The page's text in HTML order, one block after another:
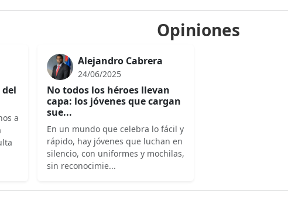
Opiniones
a
Alejandro Cabrera
24/06/2025
No todos los héroes llevan
capa: los jóvenes que cargan
sue...
En un mundo que celebra lo fácil y
rápido, hay jóvenes que luchan en
silencio, con uniformes y mochilas,
sin reconocimie...